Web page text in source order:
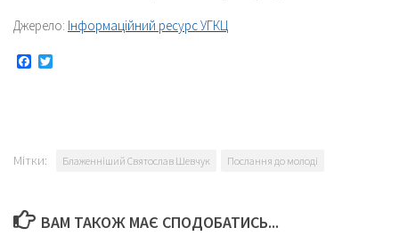
Джерело: Інформаційний ресурс УГКЦ
Facebook
Мітки: Блаженніший Святослав Шевчук Послання до молоді
ВАМ ТАКОЖ МАЄ СПОДОБАТИСЬ...